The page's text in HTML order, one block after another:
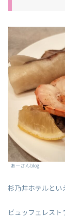
あーさんblog
杉乃井ホテルとい
ビュッフェレス